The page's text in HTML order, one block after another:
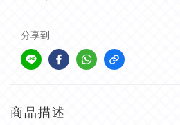
分享到
商品描述